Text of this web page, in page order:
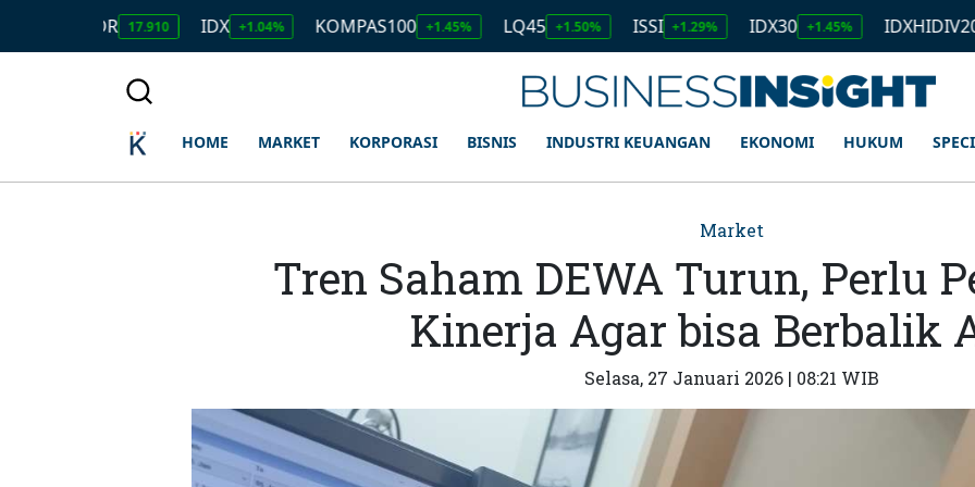
17.910 IDX +1.04% KOMPAS100 +1.45% LQ45 +1.50% ISSI +1.29% IDX30 +1.45% IDXHIDIV20 +1.11%
HOME MARKET KORPORASI BISNIS INDUSTRI KEUANGAN EKONOMI HUKUM
Market
Tren Saham DEWA Turun, Perlu
Kinerja Agar bisa Berbalik
Selasa, 27 Januari 2026 | 08:21 WIB